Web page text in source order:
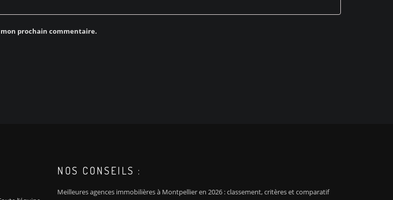
prochain commentaire.
NOS CONSEILS :
Meilleures agences immobilières à Montpellier en 2026 : classement, critères et comparatif